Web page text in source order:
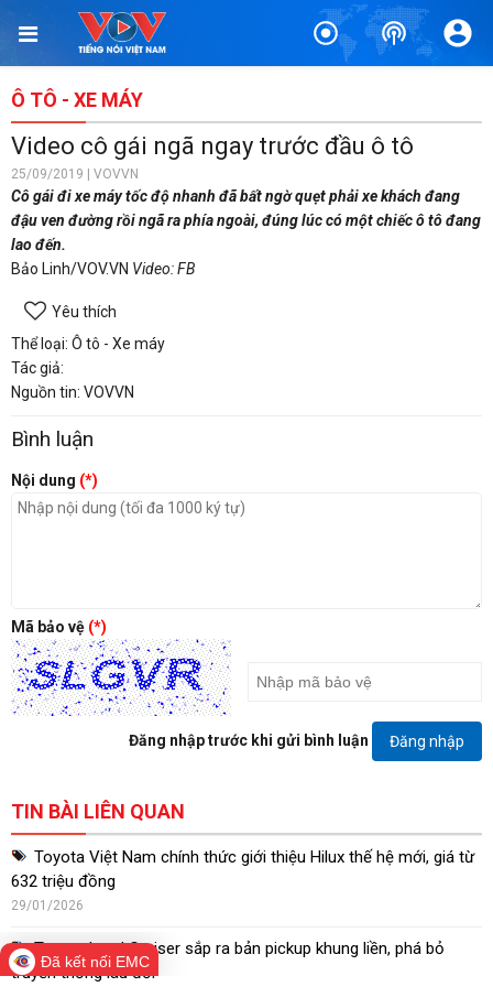
Ô TÔ - XE MÁY
Video cô gái ngã ngay trước đầu ô tô
25/09/2019 | VOVVN
Cô gái đi xe máy tốc độ nhanh đã bất ngờ quẹt phải xe khách đang
đậu ven đường rồi ngã ra phía ngoài, đúng lúc có một chiếc ô tô đang
lao đến.
Bảo Linh/VOV.VN Video: FB
Yêu thích
Thể loại: Ô tô - Xe máy
Tác giả:
Nguồn tin: VOVVN
Bình luận
Nội dung (*)
Mã bảo vệ (*)
Đăng nhập trước khi gửi bình luận Đăng nhập
TIN BÀI LIÊN QUAN
Toyota Việt Nam chính thức giới thiệu Hilux thế hệ mới, giá từ
632 triệu đồng
29/01/2026
Toyota Land Cruiser sắp ra bản pickup khung liền, phá bỏ
truyền thống lâu đời
Đã kết nối EMC